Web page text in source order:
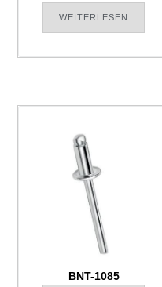
WEITERLESEN
BNT-1085